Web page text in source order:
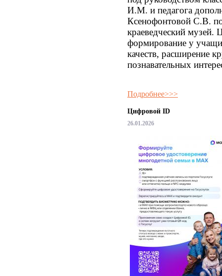
И.М. и педагога
Ксенофонтовой С.В.
краеведческий музей.
формирование у
качеств, расширение
познавательных
Подробнее>>>
Цифровой ID
26.01.2026